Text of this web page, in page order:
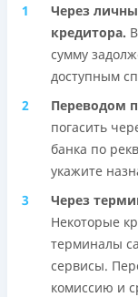
Через
кредитора.
сумму
доступным
Переводом
погасить
банка по
укажите
Через
Некоторые
терминалы
сервисы.
комиссию и